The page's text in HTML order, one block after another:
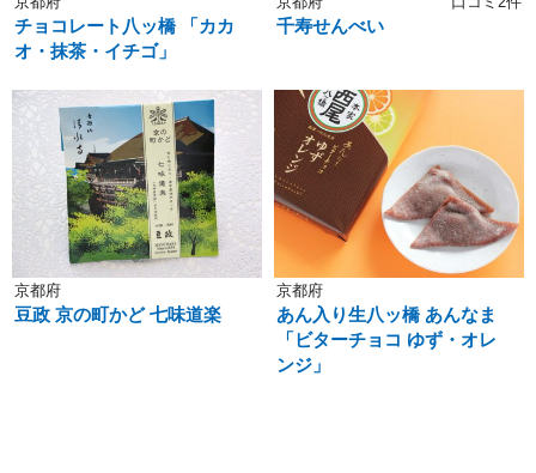
チョコレート八ッ橋 「カカ
オ・抹茶・イチゴ」
千寿せんべい
京都府
豆政 京の町かど 七味道楽
京都府
あん入り生八ッ橋 あんなま
「ビターチョコ ゆず・オレ
ンジ」